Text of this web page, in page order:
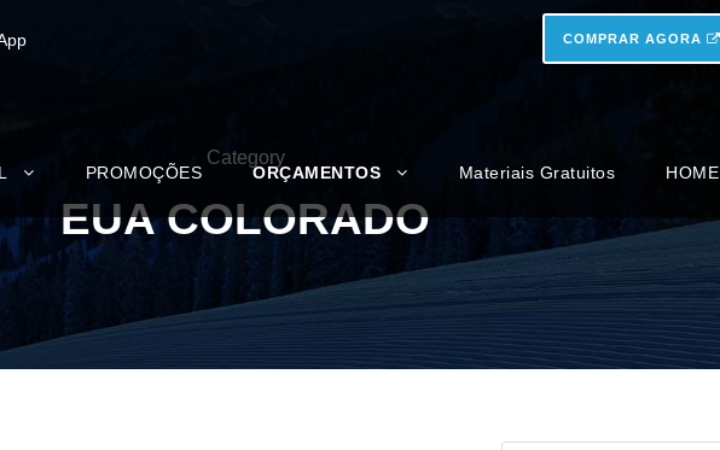
COMPRAR AGORA
PROMOÇÕES ORÇAMENTOS Materiais Gratuitos HOME
Category
EUA COLORADO